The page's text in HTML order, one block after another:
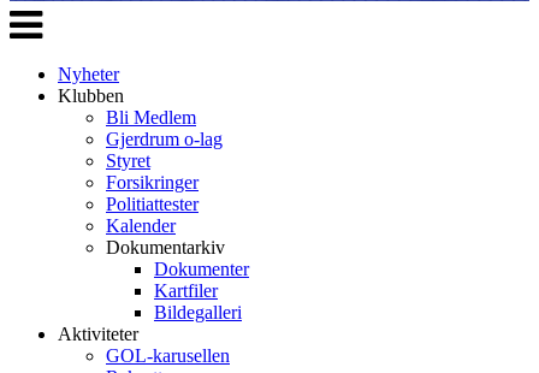
Veksle
navigasjon
Nyheter
Klubben
Bli Medlem
Gjerdrum o-lag
Styret
Forsikringer
Politiattester
Kalender
Dokumentarkiv
Dokumenter
Kartfiler
Bildegalleri
Aktiviteter
GOL-karusellen